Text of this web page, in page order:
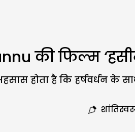
की फिल्म
होता है कि हर्षवर्धन के